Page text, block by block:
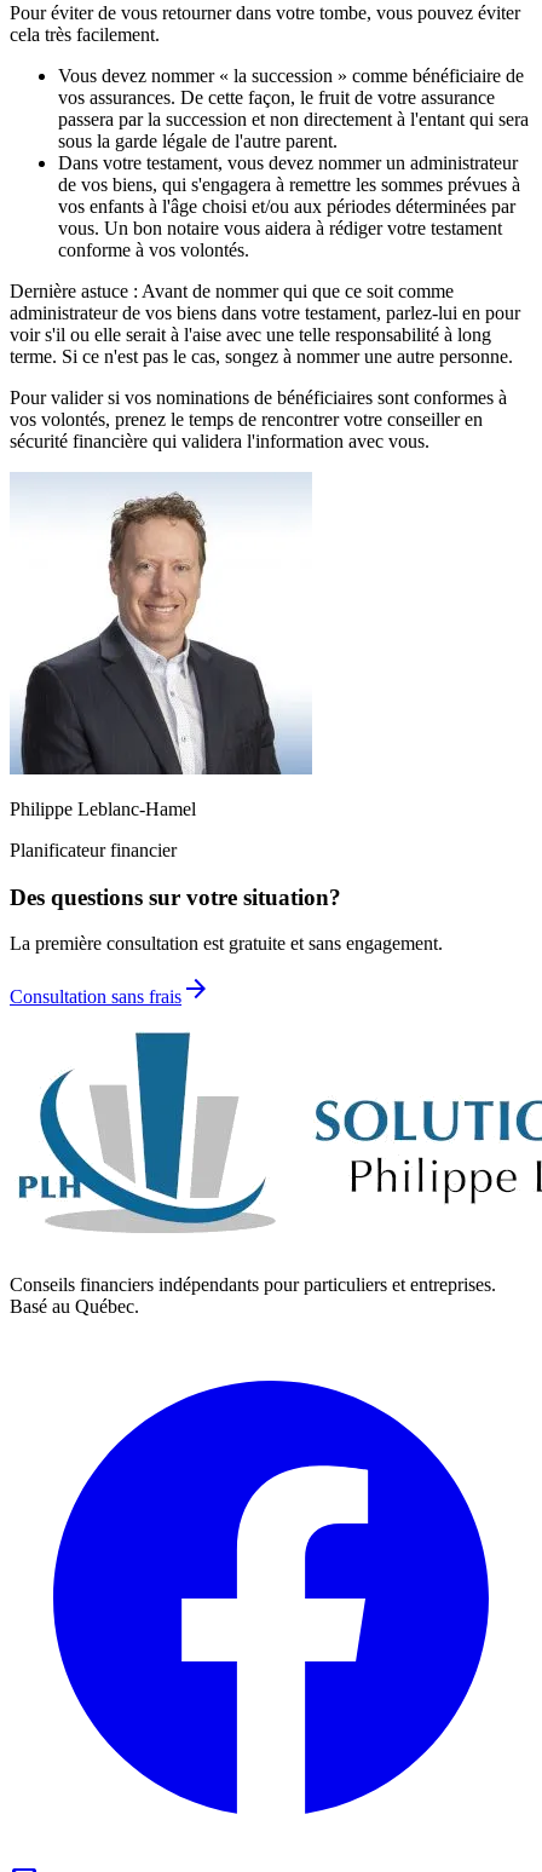
Pour éviter de vous retourner dans votre tombe, vous pouvez éviter
cela très facilement.
Vous devez nommer « la succession » comme bénéficiaire de
vos assurances. De cette façon, le fruit de votre assurance
passera par la succession et non directement à l'entant qui sera
sous la garde légale de l'autre parent.
Dans votre testament, vous devez nommer un administrateur
de vos biens, qui s'engagera à remettre les sommes prévues à
vos enfants à l'âge choisi et/ou aux périodes déterminées par
vous. Un bon notaire vous aidera à rédiger votre testament
conforme à vos volontés.
Dernière astuce : Avant de nommer qui que ce soit comme
administrateur de vos biens dans votre testament, parlez-lui en pour
voir s'il ou elle serait à l'aise avec une telle responsabilité à long
terme. Si ce n'est pas le cas, songez à nommer une autre personne.
Pour valider si vos nominations de bénéficiaires sont conformes à
vos volontés, prenez le temps de rencontrer votre conseiller en
sécurité financière qui validera l'information avec vous.
Philippe Leblanc-Hamel
Planificateur financier
Des questions sur votre situation?
La première consultation est gratuite et sans engagement.
Consultation sans frais arrow_forward
Conseils financiers indépendants pour particuliers et entreprises.
Basé au Québec.